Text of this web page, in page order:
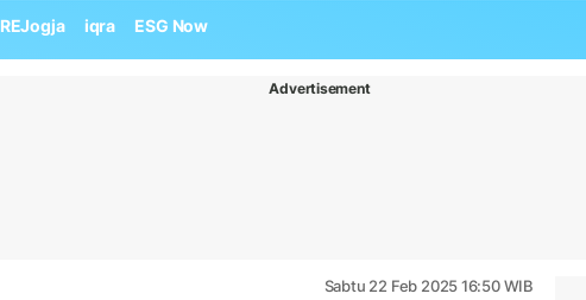
REJogja iqra ESG Now
Advertisement
Sabtu 22 Feb 2025 16:50 WIB